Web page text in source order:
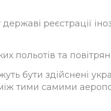
реєстрації
польотів та
бути здійснені
тими самими